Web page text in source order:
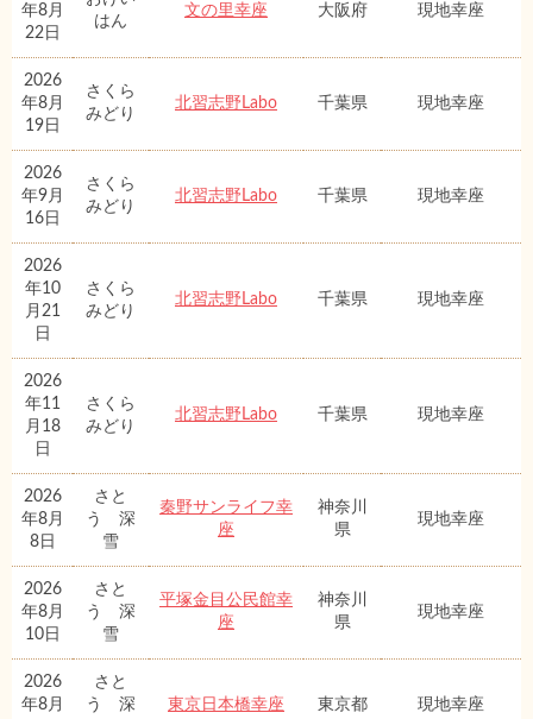
年8月
22日
はん
文の里幸座 大阪府 現地幸座
2026
年8月
19日
さくら
みどり
北習志野Labo 千葉県 現地幸座
2026
年9月
16日
さくら
みどり
北習志野Labo 千葉県 現地幸座
2026
年10
月21
日
さくら
みどり
北習志野Labo 千葉県 現地幸座
2026
年11
月18
日
さくら
みどり
北習志野Labo 千葉県 現地幸座
2026
年8月
8日
さと
う 深
雪
秦野サンライフ幸
座
神奈川
県
現地幸座
2026
年8月
10日
さと
う 深
雪
平塚金目公民館幸
座
神奈川
県
現地幸座
2026
年8月
さと
う 深
東京日本橋幸座 東京都 現地幸座